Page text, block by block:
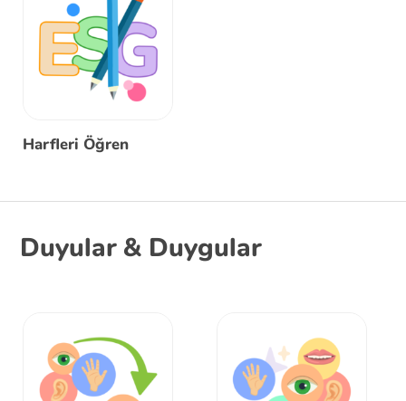
Harfleri Öğren
Duyular & Duygular